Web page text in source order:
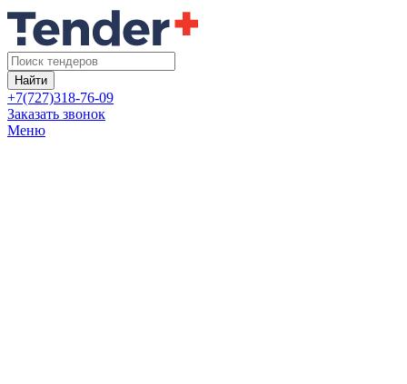
Найти
+7(727)318-76-09
Заказать звонок
Меню